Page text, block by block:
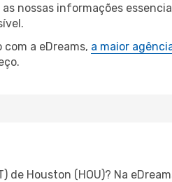
nossas informações
a eDreams, a maior
de Houston (HOU)? Na